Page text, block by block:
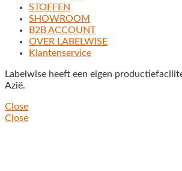
STOFFEN
SHOWROOM
B2B ACCOUNT
OVER LABELWISE
Klantenservice
Labelwise heeft een eigen
Azië.
Close
Close